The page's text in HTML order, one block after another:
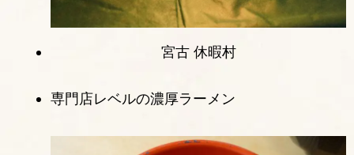
宮古 休暇村
専門店レベルの濃厚ラーメン